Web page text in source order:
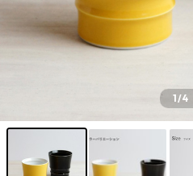
1/4